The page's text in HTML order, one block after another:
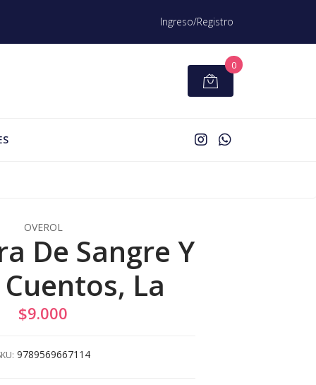
Ingreso/Registro
0
OVEROL
De Sangre Y
La
$9.000
9789569667114